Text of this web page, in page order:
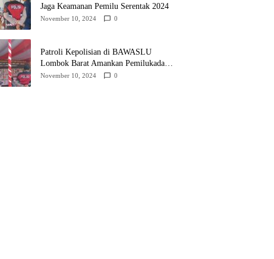
Jaga Keamanan Pemilu Serentak 2024
November 10, 2024 0
Patroli Kepolisian di BAWASLU
Lombok Barat Amankan Pemilukada
2024
November 10, 2024 0